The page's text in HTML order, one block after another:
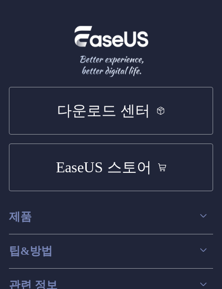
다운로드 센터
EaseUS 스토어
제품
데이터 복구
파티션 관리
팁&방법
컴퓨터 데이터 복구 팁
관련 정보